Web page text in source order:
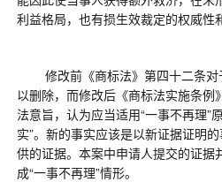
利益格局，也有损生效裁定的权威性
修改前《商标法》第四十二条
以删除，而修改后《商标法实施条例
法意旨，认为应当适用“一事不再理
实”。新的事实应该是以新证据证明
供的证据。本案中申请人提交的证
成“一事不再理”情形。